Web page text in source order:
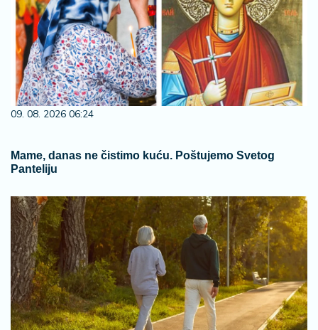
09. 08. 2026 06:24
Mame, danas ne čistimo kuću. Poštujemo Svetog
Panteliju